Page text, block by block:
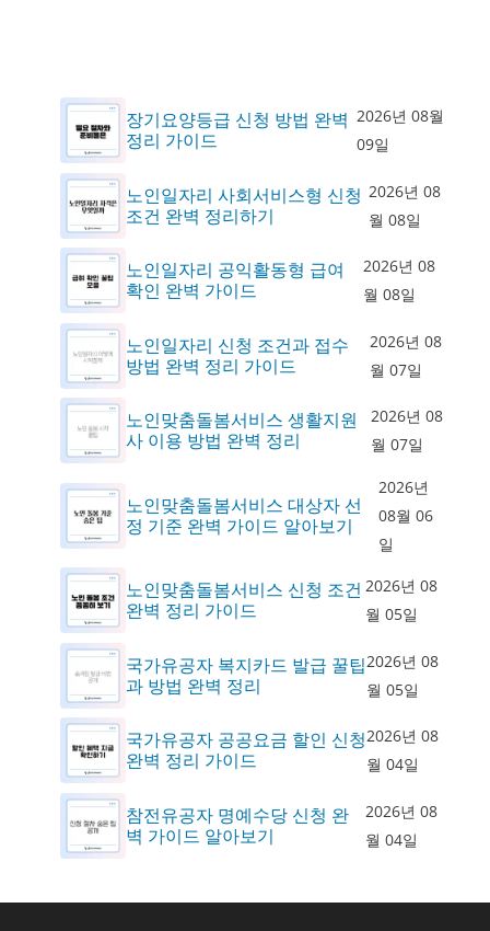
장기요양등급 신청 방법 완벽
정리 가이드
2026년 08월
09일
노인일자리 사회서비스형 신청
조건 완벽 정리하기
2026년 08
월 08일
노인일자리 공익활동형 급여
확인 완벽 가이드
2026년 08
월 08일
노인일자리 신청 조건과 접수
방법 완벽 정리 가이드
2026년 08
월 07일
노인맞춤돌봄서비스 생활지원
사 이용 방법 완벽 정리
2026년 08
월 07일
노인맞춤돌봄서비스 대상자 선
정 기준 완벽 가이드 알아보기
2026년
08월 06
일
노인맞춤돌봄서비스 신청 조건
완벽 정리 가이드
2026년 08
월 05일
국가유공자 복지카드 발급 꿀팁
과 방법 완벽 정리
2026년 08
월 05일
국가유공자 공공요금 할인 신청
완벽 정리 가이드
2026년 08
월 04일
참전유공자 명예수당 신청 완
벽 가이드 알아보기
2026년 08
월 04일